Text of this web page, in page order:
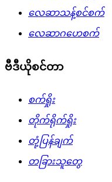
လေဆာသန့်စင်စက်
လေဆာဂဟေစက်
ဗီဒီယိုစင်တာ
စက်ရှိုး
တိုက်ရိုက်ရှိုး
တုံ့ပြန်ချက်
တခြားသူတွေ